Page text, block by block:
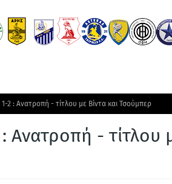
1-2 : Ανατροπή - τίτλου με Βίντα και Τσούμπερ
Ανατροπή - τίτλου